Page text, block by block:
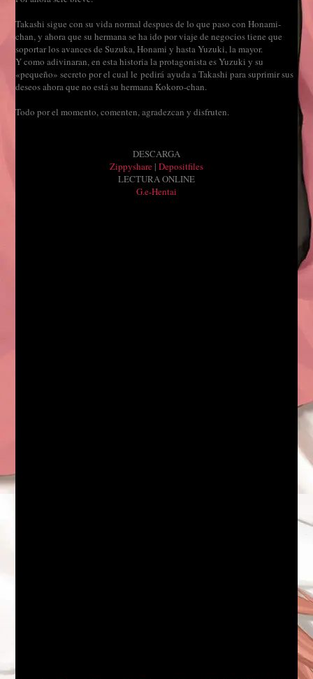
Takashi sigue con su vida normal despues de lo que paso con Honami-
chan, y ahora que su hermana se ha ido por viaje de negocios tiene que
soportar los avances de Suzuka, Honami y hasta Yuzuki, la mayor.
Y como adivinaran, en esta historia la protagonista es Yuzuki y su
«pequeño» secreto por el cual le pedirá ayuda a Takashi para suprimir sus
deseos ahora que no está su hermana Kokoro-chan.
Todo por el momento, comenten, agradezcan y disfruten.
DESCARGA
Zippyshare | Depositfiles
LECTURA ONLINE
G.e-Hentai